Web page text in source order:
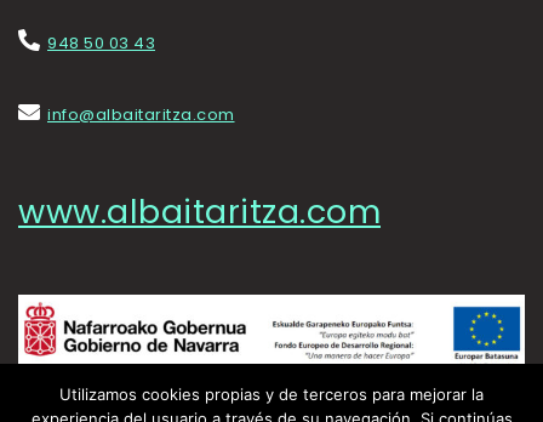
948 50 03 43
info@albaitaritza.com
www.albaitaritza.com
Utilizamos cookies propias y de terceros para mejorar la